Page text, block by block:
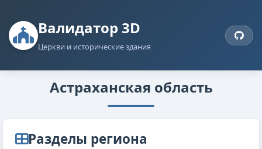
Валидатор 3D
Церкви и исторические здания
Астраханская область
Разделы региона